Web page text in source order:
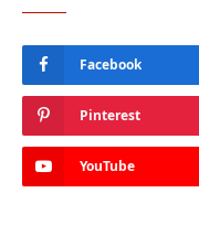
Facebook
Pinterest
YouTube